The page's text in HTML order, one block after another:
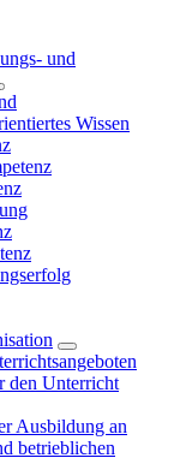
und
Wissen
den Unterricht
Ausbildung an
betrieblichen